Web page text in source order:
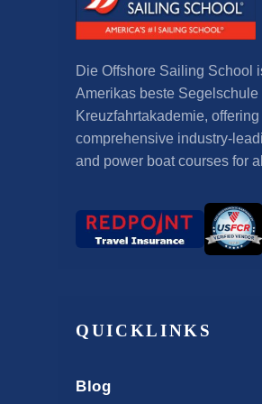
Die Offshore Sailing School
Amerikas beste Segelschule
Kreuzfahrtakademie, offering
comprehensive industry-
and power boat courses for
QUICKLINKS
Blog